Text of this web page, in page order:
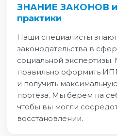
ЗНАНИЕ ЗАКОНОВ и
практики
Наши специалисты
законодательства в
социальной
правильно оформить
и получить
протеза. Мы берем на
чтобы вы могли
восстановлении.